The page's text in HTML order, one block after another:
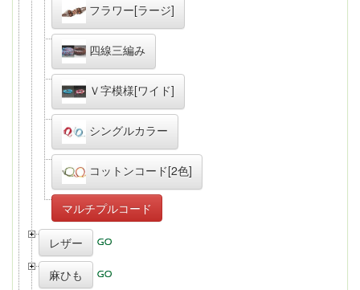
フラワー[ラージ]
四線三編み
Ｖ字模様[ワイド]
シングルカラー
コットンコード[2色]
マルチプルコード
レザー
麻ひも